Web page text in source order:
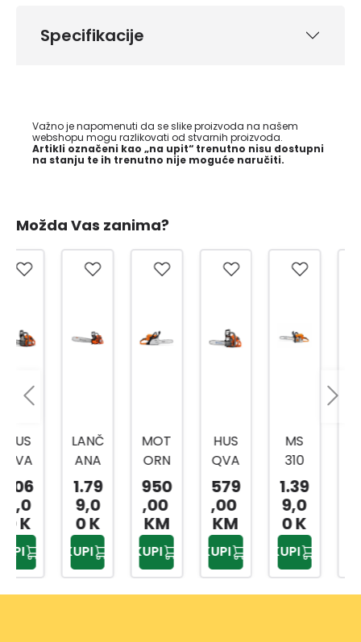
Specifikacije
Važno je napomenuti da se slike proizvoda na našem
webshopu mogu razlikovati od stvarnih proizvoda.
Artikli označeni kao „na upit“ trenutno nisu dostupni
na stanju te ih trenutno nije moguće naručiti.
Možda Vas zanima?
LANČ
ANA
TEST
ERA
H390
XP
20
1.79
9,0
0 K
M
KUPI
MOT
ORN
PILA
230
950
,00
KM
KUPI
HUS
QVA
RNA
LANČ
ANA
TEST
ERA
H130
579
,00
KM
KUPI
MOT
ORN
PILA
1.39
0 K
M
KUPI
RNA
LANČ
ANA
TEST
ERA
H435
II
909
,00
KM
KUPI